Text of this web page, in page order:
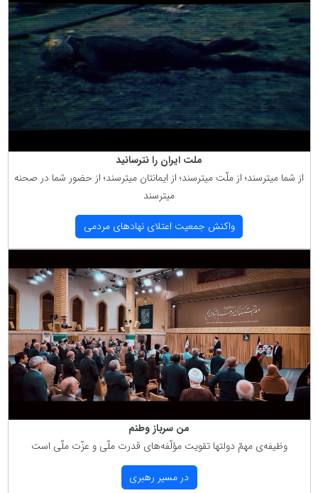
ملت ایران را نترسانید
از شما میترسند؛ از ملّت میترسند؛ از ایمانتان میترسند؛ از حضور شما در صحنه
میترسند
واكنش جمعیت اعتلای نهادهای مردمی
من سرباز وطنم
وظیفه‌ی مهمّ دولتها تقویت مؤلّفه‌های قدرت ملّی و عزّت ملّی است
در مسیر رهبری